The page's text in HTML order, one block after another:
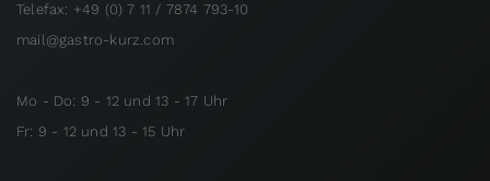
Telefax: +49 (0) 7 11 / 7874 793-10
mail@gastro-kurz.com
Mo - Do: 9 - 12 und 13 - 17 Uhr
Fr: 9 - 12 und 13 - 15 Uhr